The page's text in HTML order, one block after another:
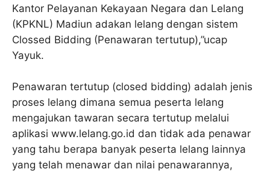
Kantor Pelayanan Kekayaan Negara dan Lelang
(KPKNL) Madiun adakan lelang dengan sistem
Clossed Bidding (Penawaran tertutup),”ucap
Yayuk.
Penawaran tertutup (closed bidding) adalah jenis
proses lelang dimana semua peserta lelang
mengajukan tawaran secara tertutup melalui
aplikasi www.lelang.go.id dan tidak ada penawar
yang tahu berapa banyak peserta lelang lainnya
yang telah menawar dan nilai penawarannya,